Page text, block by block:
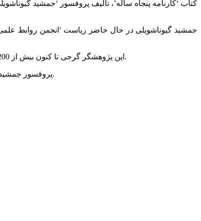
کتاب ‘کارنامه پنجاه ساله’، تالیف پروفسور ‘جمشید
این پژوهشگر گرجی تا کنون بیش از 200 اثر علمی به زبان های گرجی، فارسی، انگلیسی و روسی تالیف نموده و همچنین در سال 2010 موفق به دریافت جایزه کتاب سال ایران شده است.
پروفسور جمشید گیوناشویلی متولد سال 1931 میلادی، دارای مدرک دکتری و فوق دکتری در رشته ایرانشناسی از دانشگاه دولتی تفلیس (ایوانه جاواخیشویلی) است.